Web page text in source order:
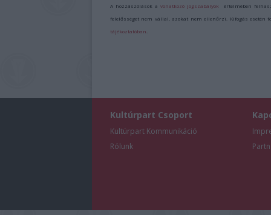
A hozzászólások avonatkozó jogszabályok értelmében
felelősséget nem vállal, azokat nem ellenőrzi. Kifogás esetén
tájékoztatóban
Kultúrpart Csoport
Kultúrpart Kommunikáció
Rólunk